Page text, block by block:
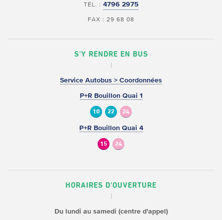
TÉL. : 4796 2975
FAX : 29 68 08
S'Y RENDRE EN BUS
Service Autobus > Coordonnées
P+R Bouillon Quai 1
10 22 24
P+R Bouillon Quai 4
15 24
HORAIRES D'OUVERTURE
Du lundi au samedi (centre d'appel)